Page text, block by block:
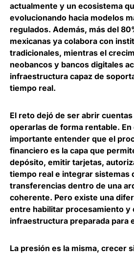
actualmente y un ecosistema
evolucionando hacia modelos
regulados. Además, más del
mexicanas ya colabora con
tradicionales, mientras el
neobancos y bancos digitales
infraestructura capaz de
tiempo real.
El reto dejó de ser abrir
operarlas de forma rentable.
importante entender que el
financiero es la capa que
depósito, emitir tarjetas,
tiempo real e integrar sistemas
transferencias dentro de una
coherente. Pero existe una
entre habilitar procesamiento y
infraestructura preparada para
La presión es la misma, crecer